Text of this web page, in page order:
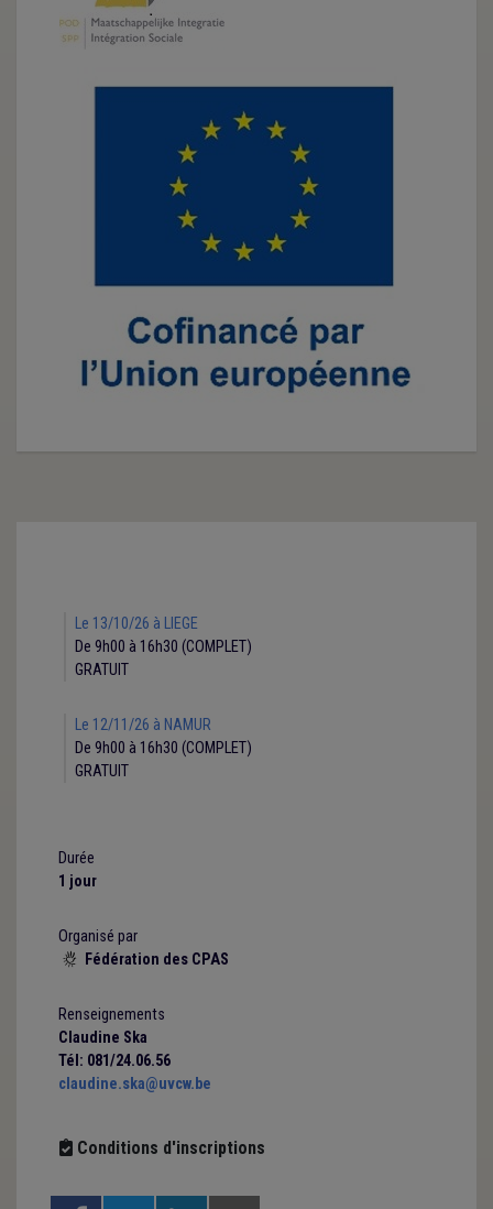
Le 13/10/26 à LIEGE
De 9h00 à 16h30 (COMPLET)
GRATUIT
Le 12/11/26 à NAMUR
De 9h00 à 16h30 (COMPLET)
GRATUIT
Durée
1 jour
Organisé par
 Fédération des CPAS
Renseignements
Claudine Ska
Tél: 081/24.06.56
claudine.ska@uvcw.be
Conditions d'inscriptions